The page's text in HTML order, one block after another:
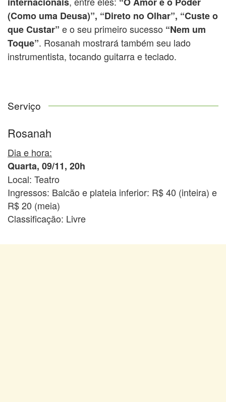
(Como uma Deusa)”, “Direto no Olhar”, “Custe o
que Custar” e o seu primeiro sucesso “Nem um
Toque”. Rosanah mostrará também seu lado
instrumentista, tocando guitarra e teclado.
Serviço
Rosanah
Dia e hora:
Quarta, 09/11, 20h
Local: Teatro
Ingressos: Balcão e plateia inferior: R$ 40 (inteira) e
R$ 20 (meia)
Classificação: Livre